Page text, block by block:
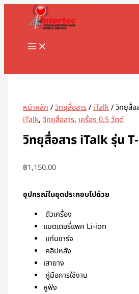
Skip
MAIN
MENU
หน้าหลัก/วิทยุสื่อสาร/iTalk/ วิทยุสื่อ
iTalk,วิทยุสื่อสาร,เครื่อง 0.5 วัตต์
วิทยุสื่อสาร iTalk รุ่น
฿1,150.00
อุปกรณ์ในชุดประกอบไปด้วย
ตัวเครื่อง
แบตเตอรี่แพค Li-ion
แท่นชาร์จ
คลิปหลัง
เสายาง
คู่มือการใช้งาน
หูฟัง
จำนวน
วิทยุ
สื่อสาร
iTalk